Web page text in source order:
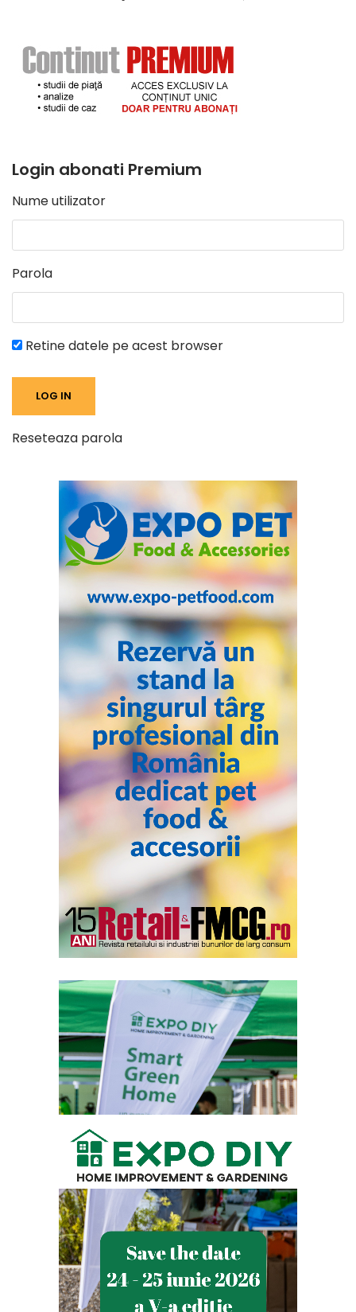
Login abonati Premium
Nume utilizator
Parola
Retine datele pe acest browser
Reseteaza parola